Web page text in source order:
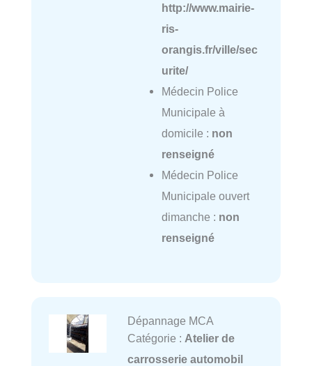
http://www.mairie-
ris-
orangis.fr/ville/sec
urite/
Médecin Police
Municipale à
domicile : non
renseigné
Médecin Police
Municipale ouvert
dimanche : non
renseigné
Dépannage MCA
Catégorie : Atelier de
carrosserie automobil